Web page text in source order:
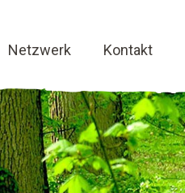
Netzwerk Kontakt